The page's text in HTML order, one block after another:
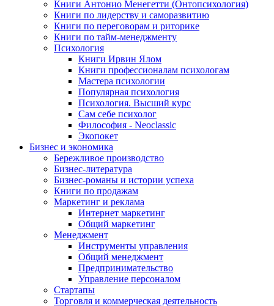
Книги Антонио Менегетти (Онтопсихология)
Книги по лидерству и саморазвитию
Книги по переговорам и риторике
Книги по тайм-менеджменту
Психология
Книги Ирвин Ялом
Книги профессионалам психологам
Мастера психологии
Популярная психология
Психология. Высший курс
Сам себе психолог
Философия - Neoclassic
Экопокет
Бизнес и экономика
Бережливое производство
Бизнес-литература
Бизнес-романы и истории успеха
Книги по продажам
Маркетинг и реклама
Интернет маркетинг
Общий маркетинг
Менеджмент
Инструменты управления
Общий менеджмент
Предпринимательство
Управление персоналом
Стартапы
Торговля и коммерческая деятельность